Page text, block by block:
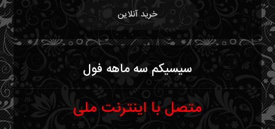
خرید آنلاین
سیسیکم سه ماهه فول
متصل با اینترنت ملی